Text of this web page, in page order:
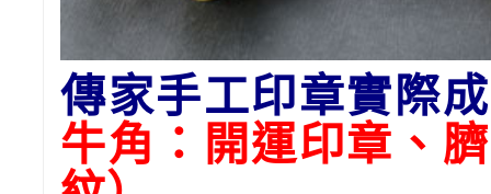
傳家手工印章實際
牛角：開運印章、